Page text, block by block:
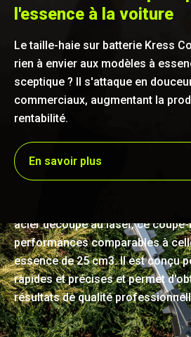
l'essence à la voiture
Le taille-haie sur batterie Kress
rien à envier aux modèles à
sceptique ? Il s'attaque en
commerciaux, augmentant la
rentabilité.
En savoir plus
Une précision efficace
acier découpé au laser, ce
performances comparables à
essence de 25 cm3. Il est conçu
rapides et précises et permet
résultats de qualité